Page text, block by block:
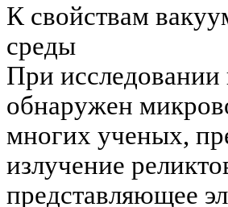
К свойствам
среды
При исследовании
обнаружен
многих ученых,
излучение
представляющее